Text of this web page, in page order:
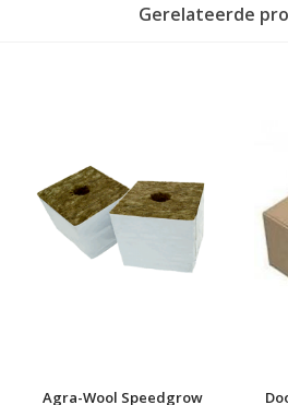
Gerelateerde
Agra-Wool Speedgrow